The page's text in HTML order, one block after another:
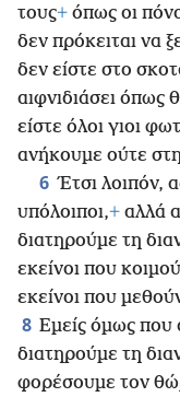
τους+ όπως οι
δεν πρόκειται να
δεν είστε στο
αιφνιδιάσει όπως
είστε όλοι γιοι
ανήκουμε ούτε
6 Έτσι λοιπόν,
υπόλοιποι,+ αλλά
διατηρούμε τη
εκείνοι που
εκείνοι που
8 Εμείς όμως που
διατηρούμε τη
φορέσουμε τον